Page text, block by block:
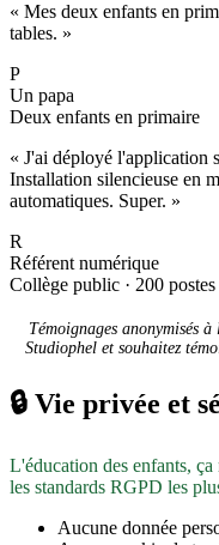
« Mes deux enfants en
tables. »
P
Un papa
Deux enfants en primaire
« J'ai déployé l'application
Installation silencieuse en
automatiques. Super. »
R
Référent numérique
Collège public · 200
Témoignages anonymisés
Studiophel et souhaitez
🔒 Vie privée et
L'éducation des enfants,
les standards RGPD les
Aucune donnée